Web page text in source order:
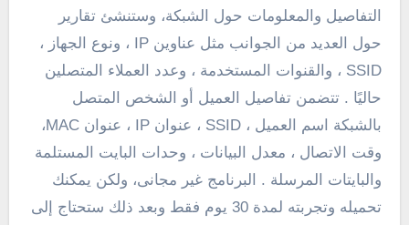
التفاصيل والمعلومات حول الشبكة، وستنشئ تقارير
حول العديد من الجوانب مثل عناوين IP ، ونوع الجهاز ،
SSID ، والقنوات المستخدمة ، وعدد العملاء المتصلين
حاليًا . تتضمن تفاصيل العميل أو الشخص المتصل
بالشبكة اسم العميل ، SSID ، عنوان IP ، عنوان MAC
،
وقت الاتصال ، معدل البيانات ، وحدات البايت المستلمة
والبايتات المرسلة . البرنامج غير مجانى، ولكن يمكنك
تحميله وتجربته لمدة 30 يوم فقط وبعد ذلك ستحتاج إلى